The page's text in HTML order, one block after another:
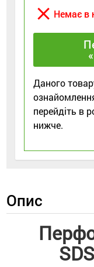
close Немає в
Даного
перейдіть в
нижче.
Опис